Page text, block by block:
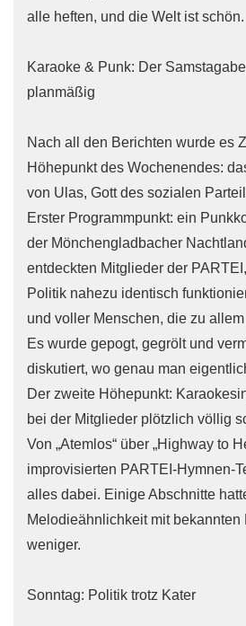
alle heften, und die Welt ist schön.
Karaoke & Punk: Der
planmäßig
Nach all den Berichten wurde es
Höhepunkt des Wochenendes:
von Ulas, Gott des sozialen
Erster Programmpunkt: ein
der Mönchengladbacher
entdeckten Mitglieder der
Politik nahezu identisch
und voller Menschen, die zu allem
Es wurde gepogt, gegrölt und
diskutiert, wo genau man
Der zweite Höhepunkt:
bei der Mitglieder plötzlich völlig
Von „Atemlos“ über „Highway to
improvisierten PARTEI-Hymnen-
alles dabei. Einige Abschnitte
Melodieähnlichkeit mit
weniger.
Sonntag: Politik trotz Kater